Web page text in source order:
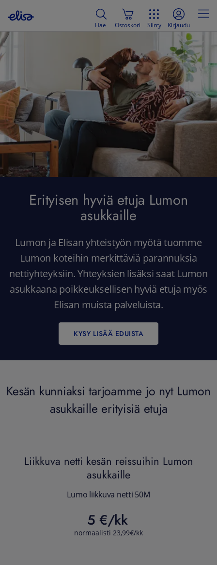
Hae Ostoskori Siirry Kirjaudu
Erityisen hyviä etuja Lumon
asukkaille
Lumon ja Elisan yhteistyön myötä tuomme
Lumon koteihin merkittäviä parannuksia
nettiyhteyksiin. Yhteyksien lisäksi saat Lumon
asukkaana poikkeuksellisen hyviä etuja myös
Elisan muista palveluista.
KYSY LISÄÄ EDUISTA
Kesän kunniaksi tarjoamme jo nyt Lumon
asukkaille erityisiä etuja
Liikkuva netti kesän reissuihin Lumon
asukkaille
Lumo liikkuva netti 50M
5 €/kk
normaalisti 23,99€/kk